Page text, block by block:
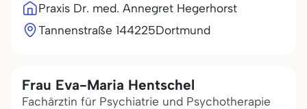
Praxis Dr. med. Annegret Hegerhorst
Tannenstraße 144225Dortmund
Frau Eva-Maria Hentschel
Fachärztin für Psychiatrie und Psychotherapie